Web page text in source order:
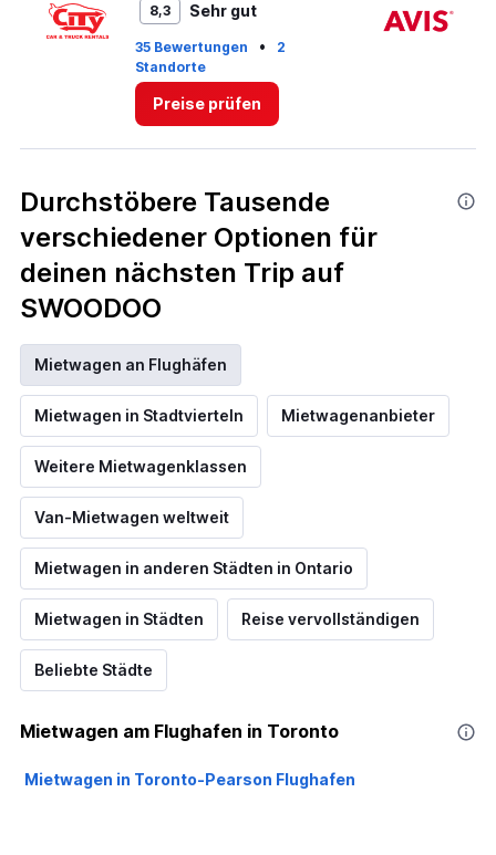
8,3 Sehr gut
35 Bewertungen •
2
Standorte
Preise prüfen
Durchstöbere Tausende
verschiedener Optionen für
deinen nächsten Trip auf
SWOODOO
Mietwagen an Flughäfen
Mietwagen in Stadtvierteln Mietwagenanbieter
Weitere Mietwagenklassen
Van-Mietwagen weltweit
Mietwagen in anderen Städten in Ontario
Mietwagen in Städten Reise vervollständigen
Beliebte Städte
Mietwagen am Flughafen in Toronto
Mietwagen in Toronto-Pearson Flughafen